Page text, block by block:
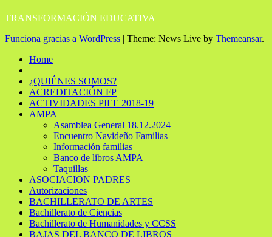
TRANSFORMACIÓN EDUCATIVA
Funciona gracias a WordPress | Theme: News Live by Themeansar.
Home
¿QUIÉNES SOMOS?
ACREDITACIÓN FP
ACTIVIDADES PIEE 2018-19
AMPA
Asamblea General 18.12.2024
Encuentro Navideño Familias
Información familias
Banco de libros AMPA
Taquillas
ASOCIACION PADRES
Autorizaciones
BACHILLERATO DE ARTES
Bachillerato de Ciencias
Bachillerato de Humanidades y CCSS
BAJAS DEL BANCO DE LIBROS